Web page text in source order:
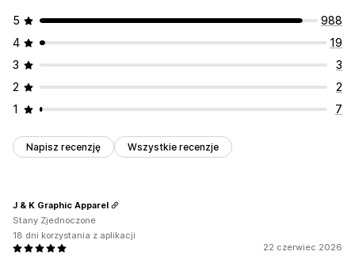
5
988
4
19
3
3
2
2
1
7
Napisz recenzję Wszystkie recenzje
22 czerwiec 2026
J & K Graphic Apparel
Stany Zjednoczone
18 dni korzystania z aplikacji